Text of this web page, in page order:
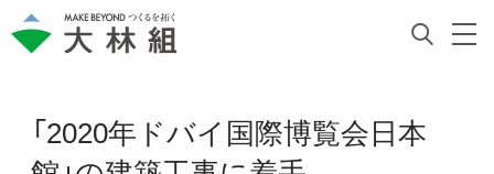
「2020年ドバイ国際博覧会日本